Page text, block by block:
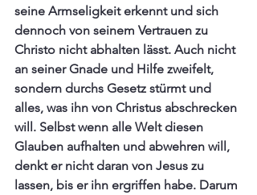
seine Armseligkeit erkennt und sich
dennoch von seinem Vertrauen zu
Christo nicht abhalten lässt. Auch nicht
an seiner Gnade und Hilfe zweifelt,
sondern durchs Gesetz stürmt und
alles, was ihn von Christus abschrecken
will. Selbst wenn alle Welt diesen
Glauben aufhalten und abwehren will,
denkt er nicht daran von Jesus zu
lassen, bis er ihn ergriffen habe. Darum